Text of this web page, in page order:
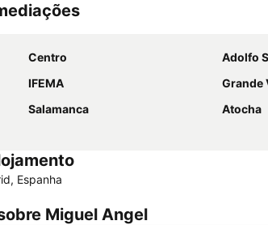
Centro Adolfo
IFEMA Grande
Salamanca Atocha
Espanha
Miguel Angel